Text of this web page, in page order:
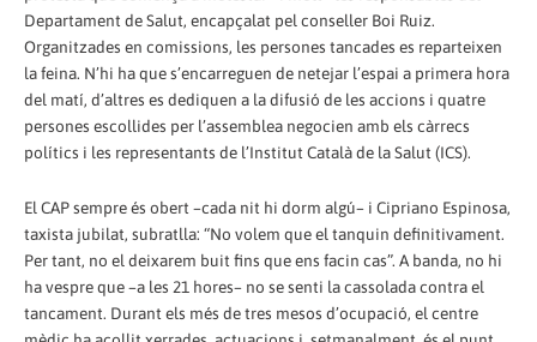
Departament de Salut, encapçalat pel conseller Boi Ruiz.
Organitzades en comissions, les persones tancades es reparteixen
la feina. N’hi ha que s’encarreguen de netejar l’espai a primera hora
del matí, d’altres es dediquen a la difusió de les accions i quatre
persones escollides per l’assemblea negocien amb els càrrecs
polítics i les representants de l’Institut Català de la Salut (ICS).
El CAP sempre és obert –cada nit hi dorm algú– i Cipriano Espinosa,
taxista jubilat, subratlla: “No volem que el tanquin definitivament.
Per tant, no el deixarem buit fins que ens facin cas”. A banda, no hi
ha vespre que –a les 21 hores– no se senti la cassolada contra el
tancament. Durant els més de tres mesos d’ocupació, el centre